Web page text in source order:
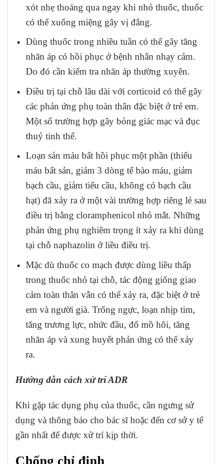
xót nhẹ thoáng qua ngay khi nhỏ thuốc, thuốc
có thể xuống miệng gây vị đắng.
Dùng thuốc trong nhiều tuần có thể gây tăng
nhãn áp có hồi phục ở bệnh nhân nhạy cảm.
Do đó cần kiểm tra nhãn áp thường xuyên.
Điều trị tại chỗ lâu dài với corticoid có thể gây
các phản ứng phụ toàn thân đặc biệt ở trẻ em.
Một số trường hợp gây bỏng giác mạc và đục
thuỷ tinh thể.
Loạn sản máu bất hồi phục một phần (thiếu
máu bất sản, giảm 3 dòng tế bào máu, giảm
bạch cầu, giảm tiểu cầu, không có bạch cầu
hạt) đã xảy ra ở một vài trường hợp riêng lẻ sau
điều trị bằng cloramphenicol nhỏ mắt. Những
phản ứng phụ nghiêm trọng ít xảy ra khi dùng
tại chỗ naphazolin ở liều điều trị.
Mặc dù thuốc co mạch được dùng liều thấp
trong thuốc nhỏ tại chỗ, tác động giống giao
cảm toàn thân vẫn có thể xảy ra, đặc biệt ở trẻ
em và người già. Trống ngực, loạn nhịp tim,
tăng trương lực, nhức đầu, đổ mồ hôi, tăng
nhãn áp và xung huyết phản ứng có thể xảy
ra.
Hướng dẫn cách xử trí ADR
Khi gặp tác dụng phụ của thuốc, cần ngưng sử
dụng và thông báo cho bác sĩ hoặc đến cơ sở y tế
gần nhất để được xử trí kịp thời.